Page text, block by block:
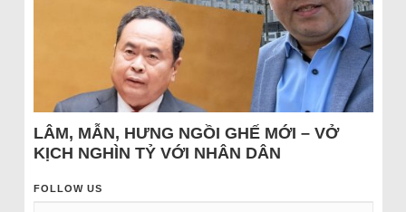
LÂM, MẪN, HƯNG NGỒI GHẾ MỚI – VỞ
KỊCH NGHÌN TỶ VỚI NHÂN DÂN
FOLLOW US